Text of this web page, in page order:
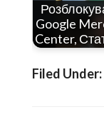
Google
Center,
Filed Under: